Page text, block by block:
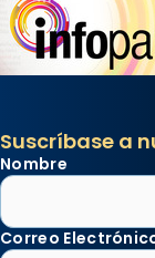
Suscríbase a
Nombre
Correo